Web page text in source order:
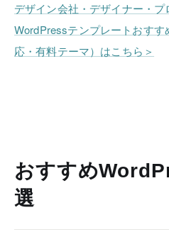
デザイン会社・デザイナー・
WordPressテンプレートおす
応・有料テーマ）はこちら＞
おすすめ
選